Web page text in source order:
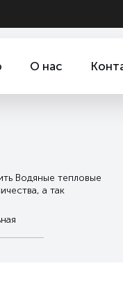
О нас
Водяные тепловые
а так